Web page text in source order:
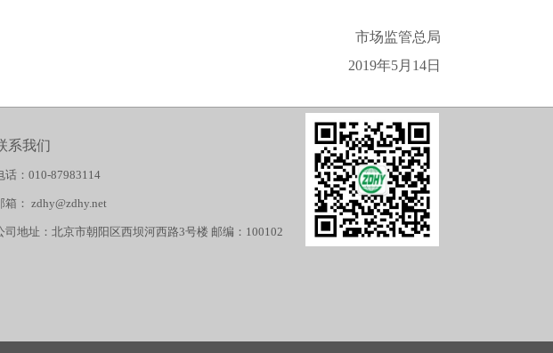
市场监管总局
2019年5月14日
系我们
话：010-87983114
箱： zdhy@zdhy.net
司地址：北京市朝阳区西坝河西路3号楼 邮编：100102